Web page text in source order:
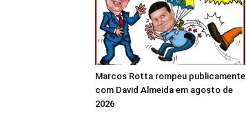
Marcos Rotta rompeu publicamente
com David Almeida em agosto de
2026